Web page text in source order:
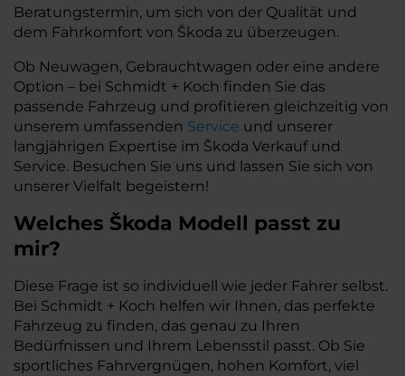
Beratungstermin, um sich von der Qualität und
dem Fahrkomfort von Škoda zu überzeugen.
Ob Neuwagen, Gebrauchtwagen oder eine andere
Option – bei Schmidt + Koch finden Sie das
passende Fahrzeug und profitieren gleichzeitig von
unserem umfassenden Service und unserer
langjährigen Expertise im Škoda Verkauf und
Service. Besuchen Sie uns und lassen Sie sich von
unserer Vielfalt begeistern!
Welches Škoda Modell passt zu
mir?
Diese Frage ist so individuell wie jeder Fahrer selbst.
Bei Schmidt + Koch helfen wir Ihnen, das perfekte
Fahrzeug zu finden, das genau zu Ihren
Bedürfnissen und Ihrem Lebensstil passt. Ob Sie
sportliches Fahrvergnügen, hohen Komfort, viel